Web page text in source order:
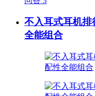
不入耳式耳机
全能组合